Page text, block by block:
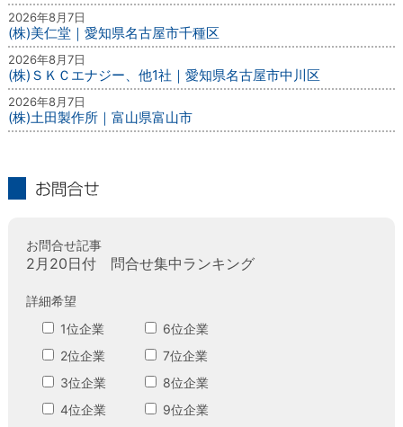
2026年8月7日
(株)美仁堂｜愛知県名古屋市千種区
2026年8月7日
(株)ＳＫＣエナジー、他1社｜愛知県名古屋市中川区
2026年8月7日
(株)土田製作所｜富山県富山市
お問合せ記事
2月20日付 問合せ集中ランキング
詳細希望
1位企業
2位企業
3位企業
4位企業
6位企業
7位企業
8位企業
9位企業